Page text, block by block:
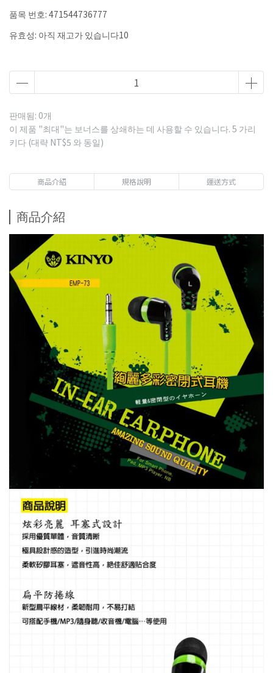
품목 번호: 471544736777
유효성: 아직 재고가 있습니다10
판매됨: 0개
이 제품 "최대"는 보너스를 상쇄하는 데 사용할 수 있습니다. 5 가리
키다 (대략 NT$5 와 동일)
商品介紹 規格說明 運送方式
商品介紹